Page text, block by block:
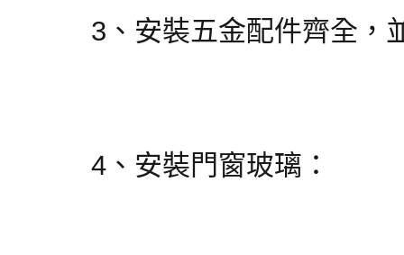
3、安裝五金配件齊全，
4、安裝門窗玻璃：